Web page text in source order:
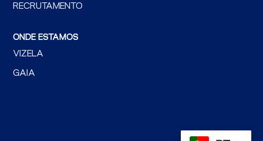
RECRUTAMENTO
ONDE ESTAMOS
VIZELA
GAIA